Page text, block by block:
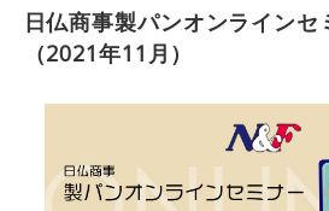
日仏商事製パンオンライン
（2021年11月）